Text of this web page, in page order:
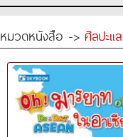
หมวดหนังสือ -> ศิลปะแ